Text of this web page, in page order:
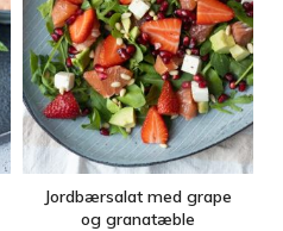
Jordbærsalat med grape
og granatæble